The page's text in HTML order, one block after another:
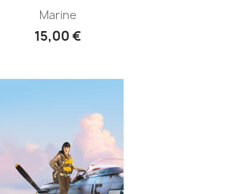
Marine
15,00 €